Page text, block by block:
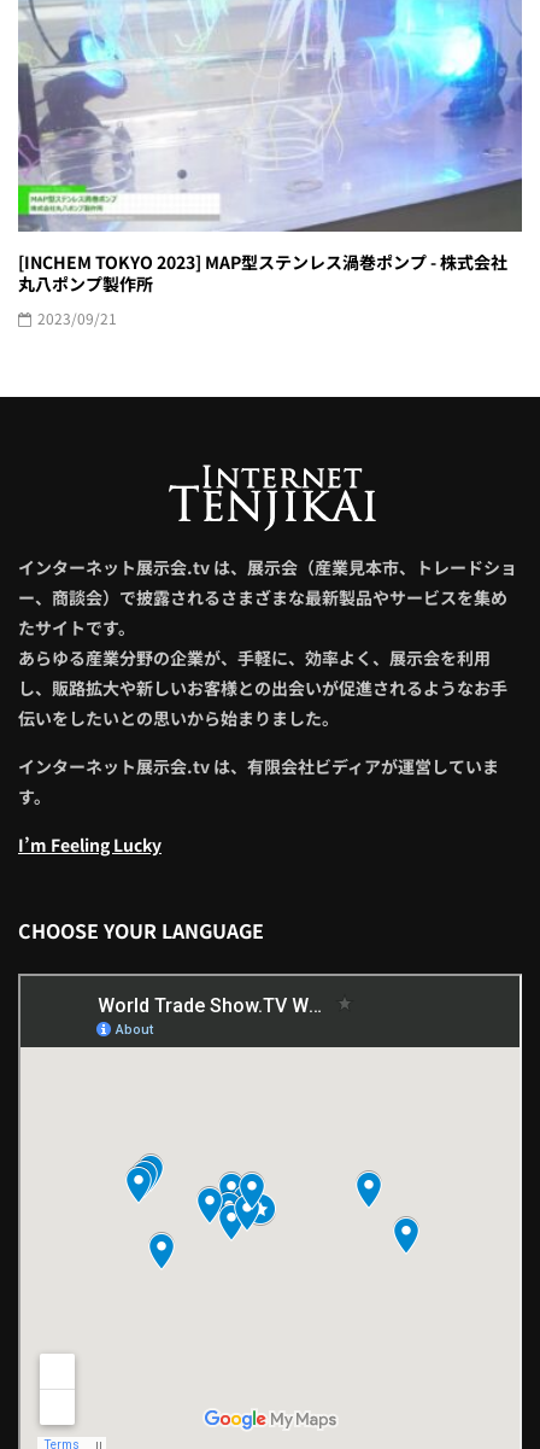
[INCHEM TOKYO 2023] MAP型ステンレス渦巻ポンプ - 株式会社
丸八ポンプ製作所
2023/09/21
インターネット展示会.tv は、展示会（産業見本市、トレードショ
ー、商談会）で披露されるさまざまな最新製品やサービスを集め
たサイトです。
あらゆる産業分野の企業が、手軽に、効率よく、展示会を利用
し、販路拡大や新しいお客様との出会いが促進されるようなお手
伝いをしたいとの思いから始まりました。
インターネット展示会.tv は、有限会社ビディアが運営していま
す。
I’m Feeling Lucky
CHOOSE YOUR LANGUAGE